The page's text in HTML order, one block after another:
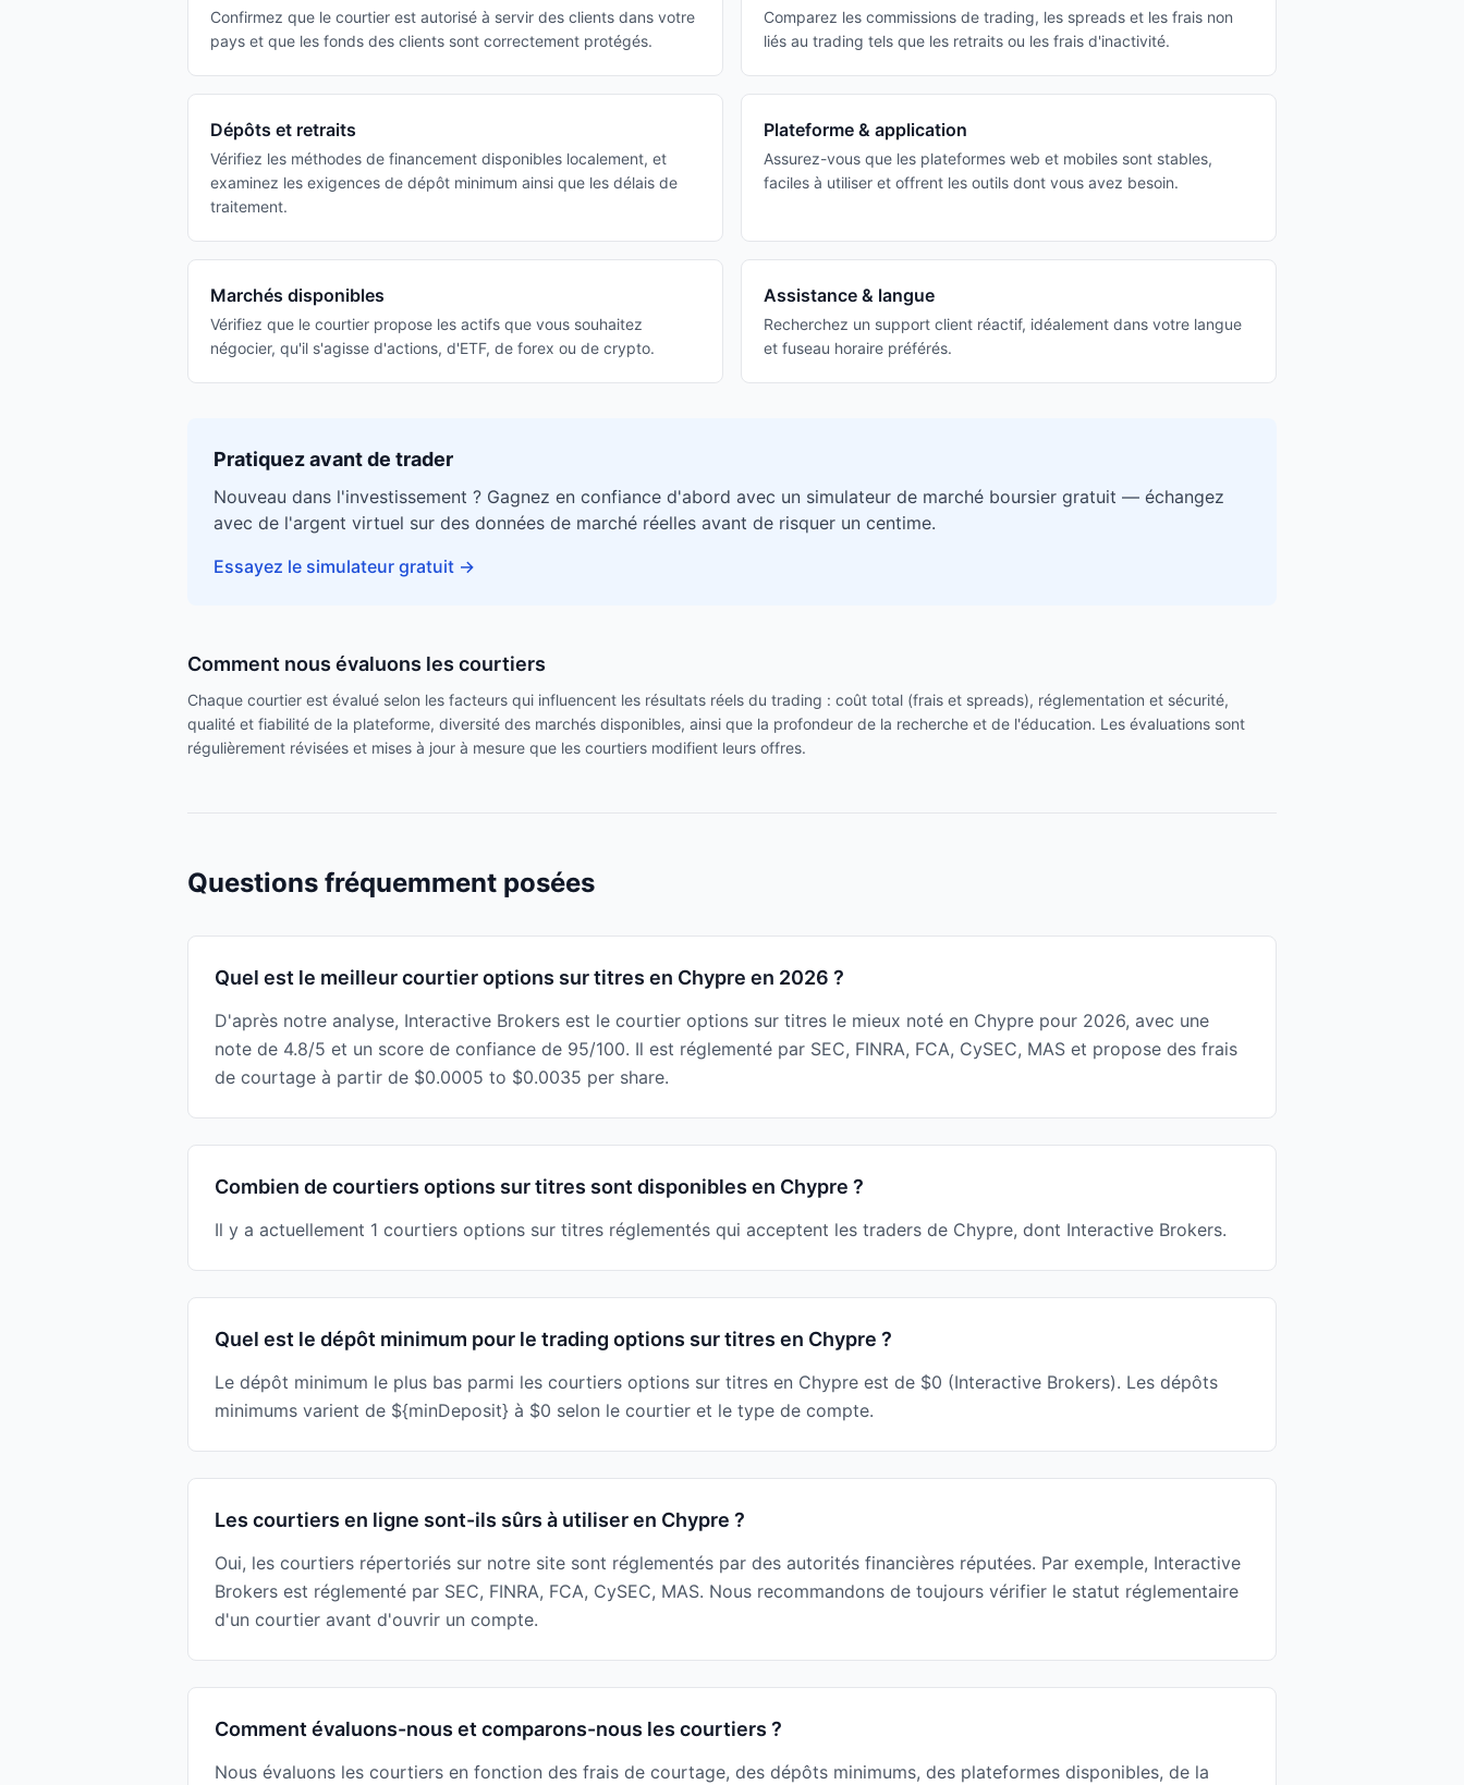
Confirmez que le courtier est autorisé à servir des clients dans votre
pays et que les fonds des clients sont correctement protégés.
Comparez les commissions de trading, les spreads et les frais non
liés au trading tels que les retraits ou les frais d'inactivité.
Dépôts et retraits
Vérifiez les méthodes de financement disponibles localement, et
examinez les exigences de dépôt minimum ainsi que les délais de
traitement.
Plateforme & application
Assurez-vous que les plateformes web et mobiles sont stables,
faciles à utiliser et offrent les outils dont vous avez besoin.
Marchés disponibles
Vérifiez que le courtier propose les actifs que vous souhaitez
négocier, qu'il s'agisse d'actions, d'ETF, de forex ou de crypto.
Assistance & langue
Recherchez un support client réactif, idéalement dans votre langue
et fuseau horaire préférés.
Pratiquez avant de trader
Nouveau dans l'investissement ? Gagnez en confiance d'abord avec un simulateur de marché boursier gratuit — échangez
avec de l'argent virtuel sur des données de marché réelles avant de risquer un centime.
Essayez le simulateur gratuit →
Comment nous évaluons les courtiers
Chaque courtier est évalué selon les facteurs qui influencent les résultats réels du trading : coût total (frais et spreads), réglementation et sécurité,
qualité et fiabilité de la plateforme, diversité des marchés disponibles, ainsi que la profondeur de la recherche et de l'éducation. Les évaluations sont
régulièrement révisées et mises à jour à mesure que les courtiers modifient leurs offres.
Questions fréquemment posées
Quel est le meilleur courtier options sur titres en Chypre en 2026 ?
D'après notre analyse, Interactive Brokers est le courtier options sur titres le mieux noté en Chypre pour 2026, avec une
note de 4.8/5 et un score de confiance de 95/100. Il est réglementé par SEC, FINRA, FCA, CySEC, MAS et propose des frais
de courtage à partir de $0.0005 to $0.0035 per share.
Combien de courtiers options sur titres sont disponibles en Chypre ?
Il y a actuellement 1 courtiers options sur titres réglementés qui acceptent les traders de Chypre, dont Interactive Brokers.
Quel est le dépôt minimum pour le trading options sur titres en Chypre ?
Le dépôt minimum le plus bas parmi les courtiers options sur titres en Chypre est de $0 (Interactive Brokers). Les dépôts
minimums varient de ${minDeposit} à $0 selon le courtier et le type de compte.
Les courtiers en ligne sont-ils sûrs à utiliser en Chypre ?
Oui, les courtiers répertoriés sur notre site sont réglementés par des autorités financières réputées. Par exemple, Interactive
Brokers est réglementé par SEC, FINRA, FCA, CySEC, MAS. Nous recommandons de toujours vérifier le statut réglementaire
d'un courtier avant d'ouvrir un compte.
Comment évaluons-nous et comparons-nous les courtiers ?
Nous évaluons les courtiers en fonction des frais de courtage, des dépôts minimums, des plateformes disponibles, de la